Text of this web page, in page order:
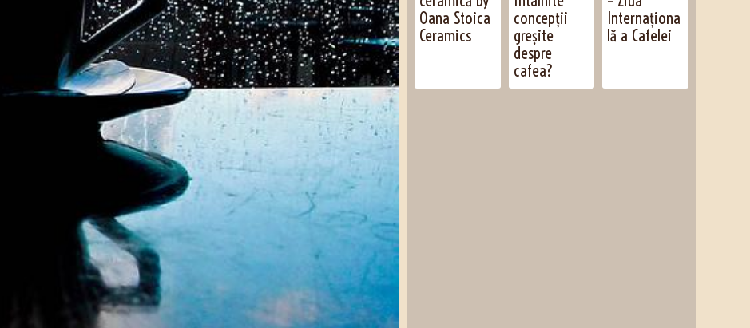
Oana Stoica
Ceramics
concepții
greșite
despre
cafea?
Internaționa
lă a Cafelei